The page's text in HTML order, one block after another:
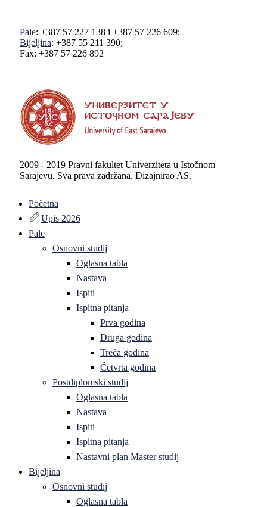
Pale: +387 57 227 138 i +387 57 226 609;
Bijeljina: +387 55 211 390;
Fax: +387 57 226 892
2009 - 2019 Pravni fakultet Univerziteta u Istočnom
Sarajevu. Sva prava zadržana. Dizajnirao AS.
Početna
Upis 2026
Pale
Osnovni studij
Oglasna tabla
Nastava
Ispiti
Ispitna pitanja
Prva godina
Druga godina
Treća godina
Četvrta godina
Postdiplomski studij
Oglasna tabla
Nastava
Ispiti
Ispitna pitanja
Nastavni plan Master studij
Bijeljina
Osnovni studij
Oglasna tabla